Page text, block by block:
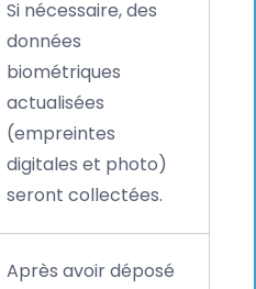
Si nécessaire, des
données
biométriques
actualisées
(empreintes
digitales et photo)
seront collectées.
Après avoir déposé